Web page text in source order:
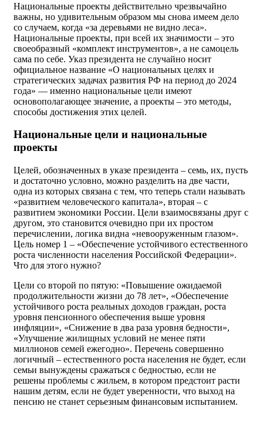
Национальные проекты действительно чрезвычайно
важны, но удивительным образом мы снова имеем дело
со случаем, когда «за деревьями не видно леса».
Национальные проекты, при всей их значимости – это
своеобразный «комплект инструментов», а не самоцель
сама по себе. Указ президента не случайно носит
официальное название «О национальных целях и
стратегических задачах развития РФ на период до 2024
года» — именно национальные цели имеют
основополагающее значение, а проекты – это методы,
способы достижения этих целей.
Национальные цели и национальные
проекты
Целей, обозначенных в указе президента – семь, их, пусть
и достаточно условно, можно разделить на две части,
одна из которых связана с тем, что теперь стали называть
«развитием человеческого капитала», вторая – с
развитием экономики России. Цели взаимосвязаны друг с
другом, это становится очевидно при их простом
перечислении, логика видна «невооруженным глазом».
Цель номер 1 – «Обеспечение устойчивого естественного
роста численности населения Российской Федерации».
Что для этого нужно?
Цели со второй по пятую: «Повышение ожидаемой
продолжительности жизни до 78 лет», «Обеспечение
устойчивого роста реальных доходов граждан, роста
уровня пенсионного обеспечения выше уровня
инфляции», «Снижение в два раза уровня бедности»,
«Улучшение жилищных условий не менее пяти
миллионов семей ежегодно». Перечень совершенно
логичный – естественного роста населения не будет, если
семьи вынуждены сражаться с бедностью, если не
решены проблемы с жильем, в котором предстоит расти
нашим детям, если не будет уверенности, что выход на
пенсию не станет серьезным финансовым испытанием.